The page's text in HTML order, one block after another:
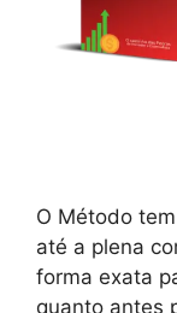
O Método
até a plena
forma exata
quanto antes